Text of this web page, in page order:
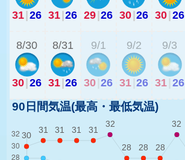
31 26 31 26 29 26 30 26 30 26
8/30
30 26
8/31
31 26
9/1
30 26
9/2
31 26
9/3
31 26
90日間気温(最高・最低気温)